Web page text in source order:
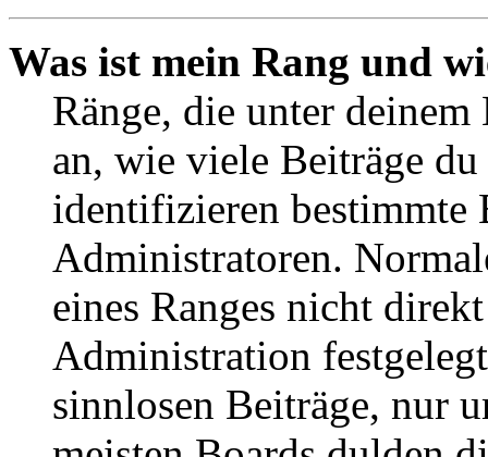
Was ist mein Rang und
Ränge, die unter deinem
an, wie viele Beiträge
identifizieren bestimmte
Administratoren.
eines Ranges nicht
Administration
sinnlosen Beiträge, nur